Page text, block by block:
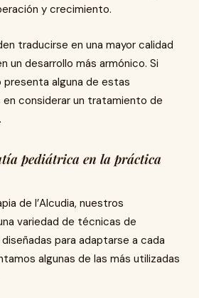
y crecimiento.
traducirse en una mayor calidad
un desarrollo más armónico. Si
alguna de estas
considerar un tratamiento de
pediátrica en la práctica
de l’Alcudia, nuestros
variedad de técnicas de
para adaptarse a cada
algunas de las más utilizadas